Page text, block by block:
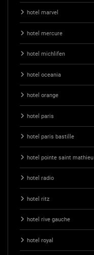
hotel marvel
hotel mercure
hotel michlifen
hotel oceania
hotel orange
hotel paris
hotel paris bastille
hotel pointe saint mathieu
hotel radio
hotel ritz
hotel rive gauche
hotel royal